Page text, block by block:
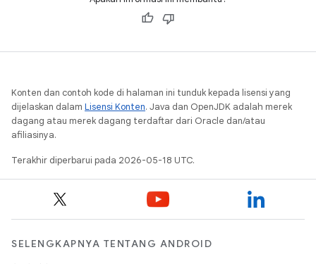
Konten dan contoh kode di halaman ini tunduk kepada lisensi yang
dijelaskan dalam Lisensi Konten. Java dan OpenJDK adalah merek
dagang atau merek dagang terdaftar dari Oracle dan/atau
afiliasinya.
Terakhir diperbarui pada 2026-05-18 UTC.
SELENGKAPNYA TENTANG ANDROID